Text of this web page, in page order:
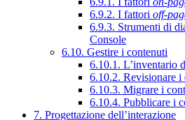
6.9.2. I fattori off-
6.9.3. Strumenti di
Console
6.10. Gestire i contenuti
6.10.1. L’inventario
6.10.2. Revisionare i
6.10.3. Migrare i
6.10.4. Pubblicare i
7. Progettazione dell’interazione